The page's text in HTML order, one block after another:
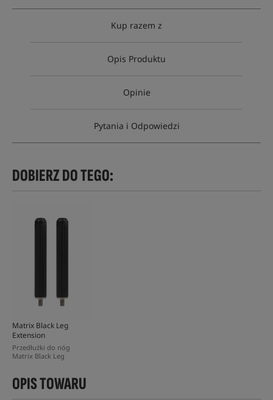
Kup razem z
Opis Produktu
Opinie
Pytania i Odpowiedzi
DOBIERZ DO TEGO:
Matrix Black Leg
Extension
Przedłużki do nóg
Matrix Black Leg
OPIS TOWARU